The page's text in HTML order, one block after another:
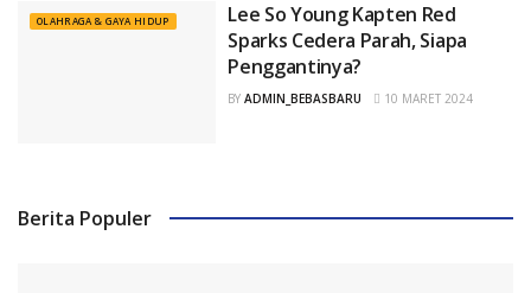
OLAHRAGA & GAYA HIDUP
Lee So Young Kapten Red
Sparks Cedera Parah, Siapa
Penggantinya?
BY ADMIN_BEBASBARU 10 MARET 2024
Berita Populer